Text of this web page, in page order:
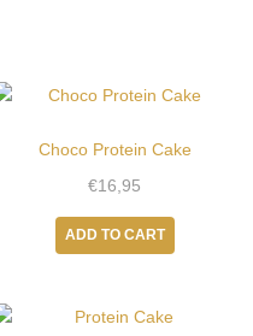
Choco Protein Cake
€16,95
ADD TO CART